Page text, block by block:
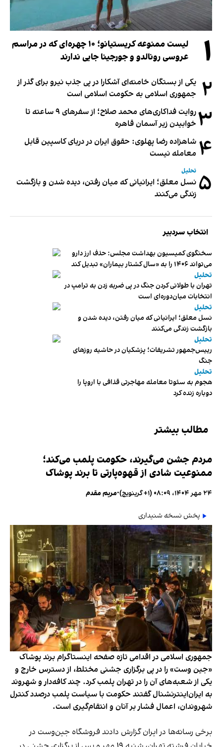
۱
لیست ممنوعه کریستیانو؛ ۱۰ چهره‌ای که در مراسم
عروسی رونالدو و جورجینا جایی ندارند
۲ یکی از بستگان خامنه‌ای آشکارا در پی جذب نیرو برای گذر از
جمهوری اسلامی به حکومت اسلامی است
۳
روایت فداکاری‌های محمد صلاح؛ از سفرهای ۹ ساعته تا
خوابیدن زیر آسمان قاهره
۴ شاهزاده رضا پهلوی: حقوق ایران در دریای کاسپین قابل
معامله نیست
۵ تحلیل
نسل معلق؛ ایرانیانی که میان رفتن، دیده شدن و بازگشت
زندگی می‌کنند
انتخاب سردبیر
سخنگوی کمیسیون بهداشت مجلس: حذف ارز دارو
می‌تواند ۱۴۰۶ را به «سال کشتار بیماران» تبدیل کند
تحلیل
تهران با طولانی کردن جنگ در پی ضربه زدن به ترامپ در
انتخابات میان‌دوره‌ای است
تحلیل
نسل معلق؛ ایرانیانی که میان رفتن، دیده شدن و
بازگشت زندگی می‌کنند
تحلیل
رییس‌جمهور تشریفات؛ پزشکیان در حاشیه روزهای
جنگ
تحلیل
هجوم به سئوتا معامله مهاجرتی قذافی با اروپا را
دوباره زنده کرد
مطالب بیشتر
مردم جشن می‌گیرند، حکومت پلمب می‌کند؛
ممنوعیت شادی از قهوه‌پارتی تا برند پوشاک
۲۴ مهر ۱۴۰۴، ۰۸:۰۹ (‎+۱ گرینویچ) •مریم مقدم
پخش نسخه شنیداری
جمهوری اسلامی در اقدامی تازه صفحه اینستاگرام برند پوشاک
«جین وست» را در پی برگزاری جشنی مختلط، از دسترس خارج و
یکی از شعبه‌های آن را در تهران پلمب کرد. چند کافه‌‌دار و شهروند
به ایران‌اینترنشنال گفتند حکومت با سیاست پلمب درصدد کنترل
شهروندان، اعمال فشار بر آنان و انتقام‌گیری است.
برخی رسانه‌ها در ایران گزارش دادند فروشگاه جین‌وست در